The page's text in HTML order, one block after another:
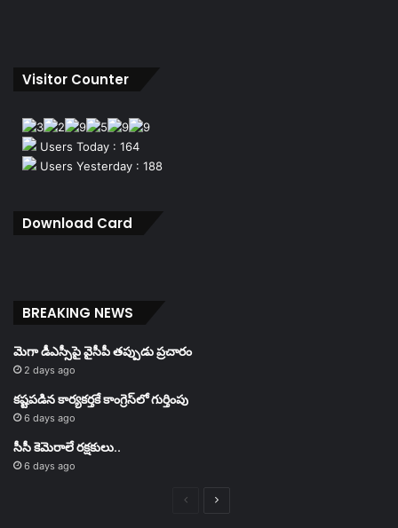
Visitor Counter
Users Today : 164
Users Yesterday : 188
Download Card
BREAKING NEWS
మెగా డీఎస్సీపై వైసీపీ తప్పుడు ప్రచారం
2 days ago
కష్టపడిన కార్యకర్తకే కాంగ్రెస్‌లో గుర్తింపు
6 days ago
సీసీ కెమెరాలే రక్షకులు..
6 days ago
PreviousNext